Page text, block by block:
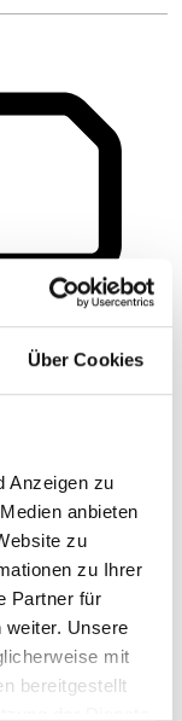
Über Cookies
Anzeigen zu
anbieten
zu
zu Ihrer
Partner für
weiter. Unsere
mit
bereitgestellt